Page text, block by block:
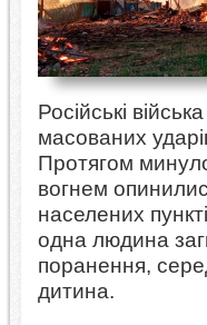
Російські
масованих
Протягом
вогнем
населених
одна людина
поранення,
дитина.